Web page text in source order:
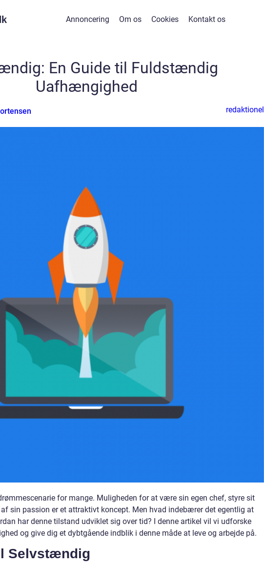
Annoncering Om os Cookies Kontakt os
En Guide til Fuldstændig
Uafhængighed
redaktionel
for mange. Muligheden for at være sin egen chef, styre sit
sin passion er et attraktivt koncept. Men hvad indebærer det egentlig at
har denne tilstand udviklet sig over tid? I denne artikel vil vi udforske
og give dig et dybtgående indblik i denne måde at leve og arbejde på.
Selvstændig